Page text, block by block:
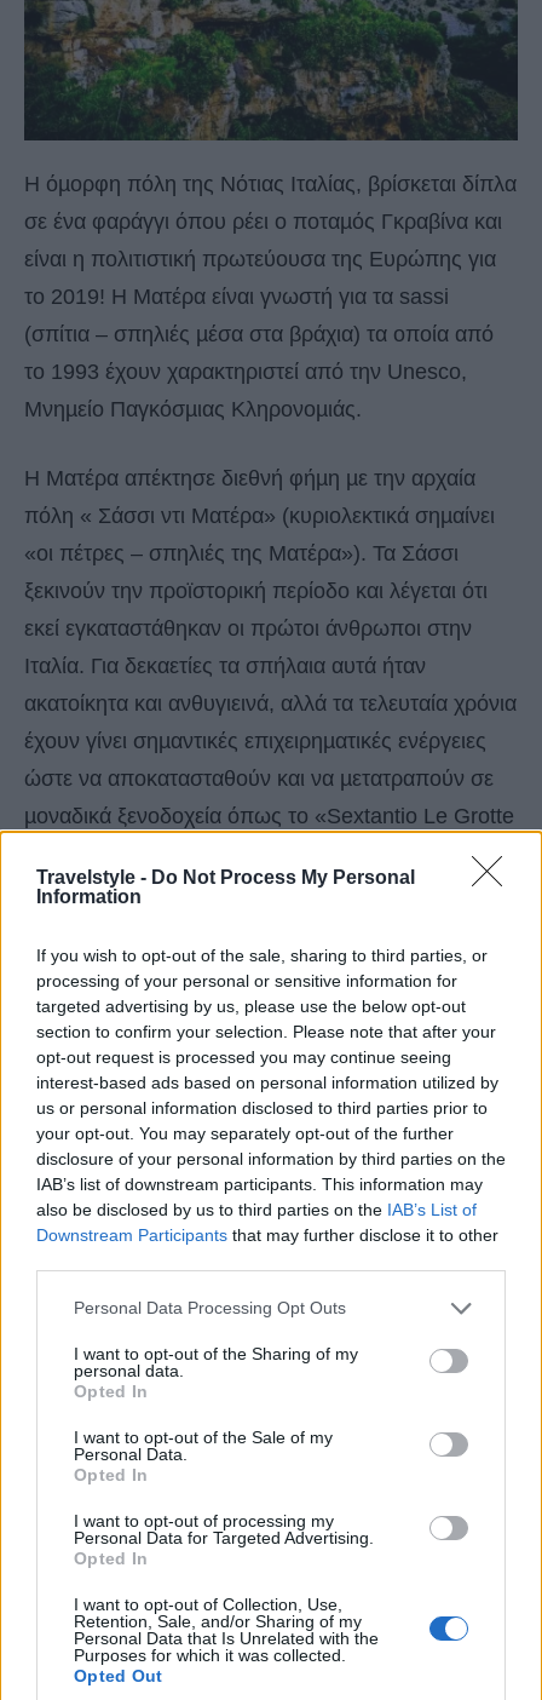
Travelstyle - Do Not Process My Personal
Information
If you wish to opt-out of the sale, sharing to third parties, or
processing of your personal or sensitive information for
targeted advertising by us, please use the below opt-out
section to confirm your selection. Please note that after your
opt-out request is processed you may continue seeing
interest-based ads based on personal information utilized by
us or personal information disclosed to third parties prior to
your opt-out. You may separately opt-out of the further
disclosure of your personal information by third parties on the
IAB’s list of downstream participants. This information may
also be disclosed by us to third parties on the IAB’s List of
Downstream Participants that may further disclose it to other
Please note that this website/app uses one or more Google
not limited to your visit or usage behaviour. You may click to
grant or deny consent to Google and its third-party tags to
use your data for below specified purposes in below Google
consent section.
Personal Data Processing Opt Outs
I want to opt-out of the Sharing of my
personal data.
Opted In
I want to opt-out of the Sale of my
Personal Data.
Opted In
I want to opt-out of processing my
Personal Data for Targeted Advertising.
Opted In
I want to opt-out of Collection, Use,
Retention, Sale, and/or Sharing of my
Personal Data that Is Unrelated with the
Purposes for which it was collected.
Opted Out
Η όµορφη πόλη της Νότιας Ιταλίας, βρίσκεται δίπλα
σε ένα φαράγγι όπου ρέει ο ποταµός Γκραβίνα και
είναι η πολιτιστική πρωτεύουσα της Ευρώπης για
το 2019! Η Ματέρα είναι γνωστή για τα sassi
(σπίτια – σπηλιές µέσα στα βράχια) τα οποία από
το 1993 έχουν χαρακτηριστεί από την Unesco,
Μνηµείο Παγκόσµιας Κληρονοµιάς.
Η Ματέρα απέκτησε διεθνή φήµη µε την αρχαία
πόλη « Σάσσι ντι Ματέρα» (κυριολεκτικά σηµαίνει
«οι πέτρες – σπηλιές της Ματέρα»). Τα Σάσσι
ξεκινούν την προϊστορική περίοδο και λέγεται ότι
εκεί εγκαταστάθηκαν οι πρώτοι άνθρωποι στην
Ιταλία. Για δεκαετίες τα σπήλαια αυτά ήταν
ακατοίκητα και ανθυγιεινά, αλλά τα τελευταία χρόνια
έχουν γίνει σηµαντικές επιχειρηµατικές ενέργειες
ώστε να αποκατασταθούν και να µετατραπούν σε
µοναδικά ξενοδοχεία όπως το «Sextantio Le Grotte
Ευρώπης το 2019, θα φιλοξενήσει µια δυναµική
λίστα events καθόλη τη διάρκεια του έτους. Για την
τελετή έναρξης στις 19 Ιανουαρίου, µια σειρά
οργανωµένων εκδηλώσεων θα γίνει στους
δρόµους της πόλης για να ξεκινήσει ο ετήσιος
εορτασµός.
Πως να πάτε:Από Αθήνα θα πετάξετε µε
Πότε να πάτε:
ενδείκνυνται για ταξίδι στη Ματέρα. Προτιμήστε
όμως την Άνοιξη & το καλοκαίρι προκειμένου να
σας διευκολύνει ο καιρός στις περιηγήσεις σας!
Καραϊβική